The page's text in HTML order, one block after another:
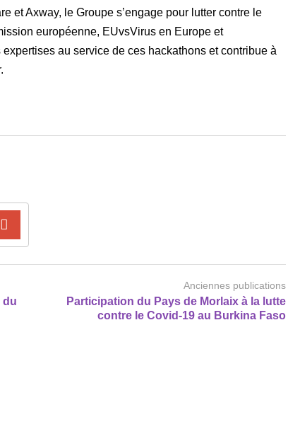
et Axway, le Groupe s’engage pour lutter contre le
européenne, EUvsVirus en Europe et
au service de ces hackathons et contribue à
du
Anciennes publications
Participation du Pays de Morlaix à la lutte
contre le Covid-19 au Burkina Faso